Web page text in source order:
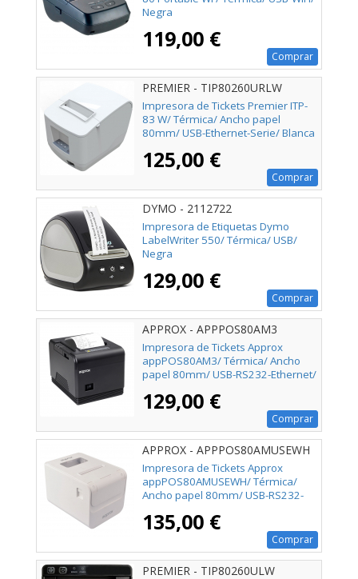
Negra
119,00 €
Comprar
PREMIER - TIP80260URLW
Impresora de Tickets Premier ITP-
83 W/ Térmica/ Ancho papel
80mm/ USB-Ethernet-Serie/ Blanca
125,00 €
Comprar
DYMO - 2112722
Impresora de Etiquetas Dymo
LabelWriter 550/ Térmica/ USB/
Negra
129,00 €
Comprar
APPROX - APPPOS80AM3
Impresora de Tickets Approx
appPOS80AM3/ Térmica/ Ancho
papel 80mm/ USB-RS232-Ethernet/
129,00 €
Comprar
APPROX - APPPOS80AMUSEWH
Impresora de Tickets Approx
appPOS80AMUSEWH/ Térmica/
Ancho papel 80mm/ USB-RS232-
135,00 €
Comprar
PREMIER - TIP80260ULW